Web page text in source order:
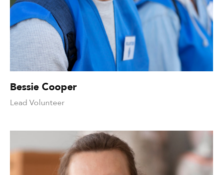
Bessie Cooper
Lead Volunteer